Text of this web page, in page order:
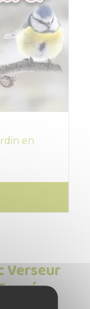
en
Verseur